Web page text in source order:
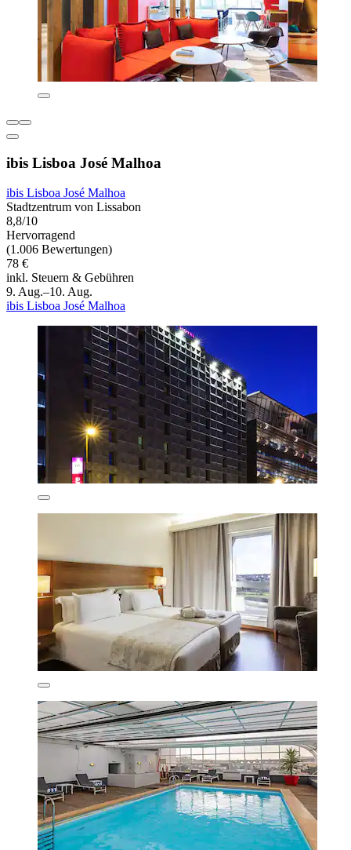
ibis Lisboa José Malhoa
ibis Lisboa José Malhoa
Stadtzentrum von Lissabon
8,8/10
Hervorragend
(1.006 Bewertungen)
78 €
inkl. Steuern & Gebühren
9. Aug.–10. Aug.
ibis Lisboa José Malhoa